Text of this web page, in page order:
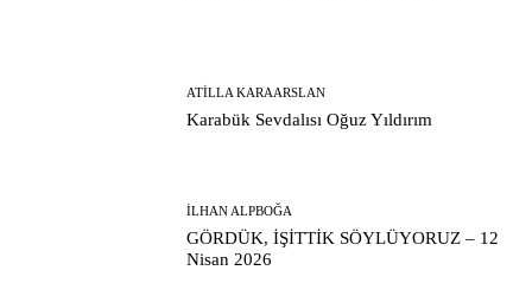
ATILLA KARAARSLAN
Karabük Sevdalısı Oğuz Yıldırım
İLHAN ALPBOĞA
GÖRDÜK, İŞİTTİK SÖYLÜYORUZ – 12
Nisan 2026